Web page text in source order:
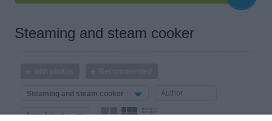
Steaming and steam cooker
Steaming and steam cooker
from latest